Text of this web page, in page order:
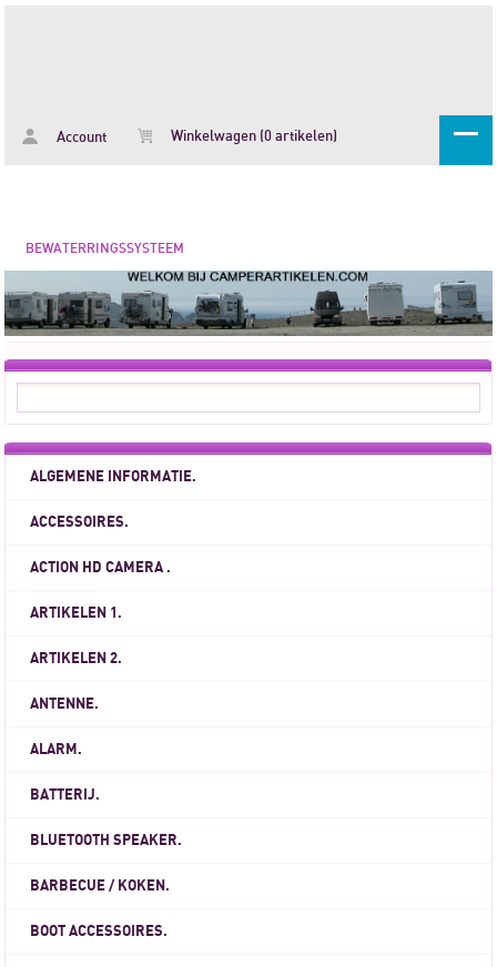
Account Winkelwagen (0 artikelen)
BEWATERRINGSSYSTEEM
ALGEMENE INFORMATIE.
ACCESSOIRES.
ACTION HD CAMERA .
ARTIKELEN 1.
ARTIKELEN 2.
ANTENNE.
ALARM.
BATTERIJ.
BLUETOOTH SPEAKER.
BARBECUE / KOKEN.
BOOT ACCESSOIRES.